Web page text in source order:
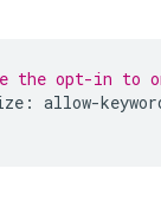
the opt-in to
: allow-